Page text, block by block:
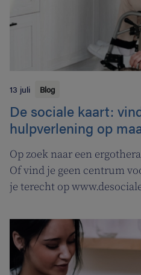
13 juli Blog
De sociale kaart:
hulpverlening op
Op zoek naar een
Of vind je geen centrum
je terecht op
gezondheidszorg en
patiënten als zorgverleners.